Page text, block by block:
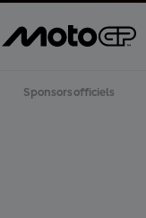
Sponsors officiels